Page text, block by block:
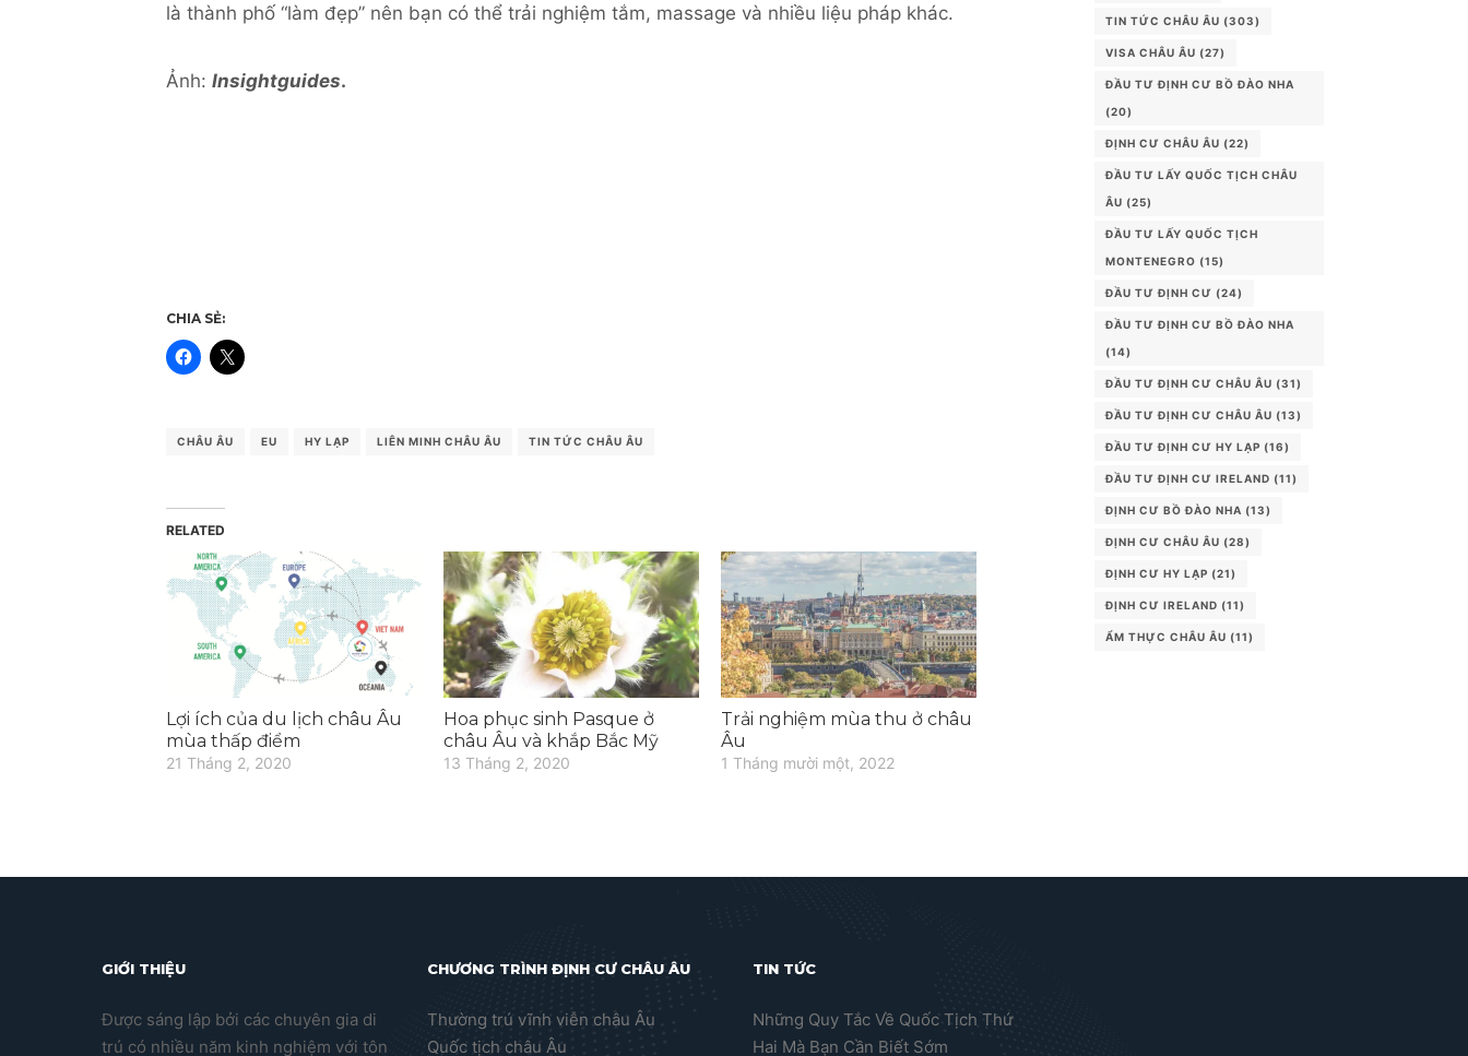
là thành phố “làm đẹp” nên bạn có thể trải nghiệm tắm, massage và nhiều liệu pháp khác.
Ảnh: Insightguides.
CHIA SẺ:
CHÂU ÂU EU HY LẠP LIÊN MINH CHÂU ÂU TIN TỨC CHÂU ÂU
RELATED
Lợi ích của du lịch châu Âu
mùa thấp điểm
21 Tháng 2, 2020
Hoa phục sinh Pasque ở
châu Âu và khắp Bắc Mỹ
13 Tháng 2, 2020
Trải nghiệm mùa thu ở châu
Âu
1 Tháng mười một, 2022
TIN TỨC CHÂU ÂU (303)
VISA CHÂU ÂU (27)
ĐẦU TƯ ĐỊNH CƯ BỒ ĐÀO NHA
(20)
ĐỊNH CƯ CHÂU ÂU (22)
ĐẦU TƯ LẤY QUỐC TỊCH CHÂU
ÂU (25)
ĐẦU TƯ LẤY QUỐC TỊCH
MONTENEGRO (15)
ĐẦU TƯ ĐỊNH CƯ (24)
ĐẦU TƯ ĐỊNH CƯ BỒ ĐÀO NHA
(14)
ĐẦU TƯ ĐỊNH CƯ CHÂU ÂU (31)
ĐẦU TƯ ĐỊNH CƯ CHÂU ÂU (13)
ĐẦU TƯ ĐỊNH CƯ HY LẠP (16)
ĐẦU TƯ ĐỊNH CƯ IRELAND (11)
ĐỊNH CƯ BỒ ĐÀO NHA (13)
ĐỊNH CƯ CHÂU ÂU (28)
ĐỊNH CƯ HY LẠP (21)
ĐỊNH CƯ IRELAND (11)
ẨM THỰC CHÂU ÂU (11)
GIỚI THIỆU
Được sáng lập bởi các chuyên gia di
trú có nhiều năm kinh nghiệm với tôn
CHƯƠNG TRÌNH ĐỊNH CƯ CHÂU ÂU
Thường trú vĩnh viễn châu Âu
Quốc tịch châu Âu
TIN TỨC
Những Quy Tắc Về Quốc Tịch Thứ
Hai Mà Bạn Cần Biết Sớm